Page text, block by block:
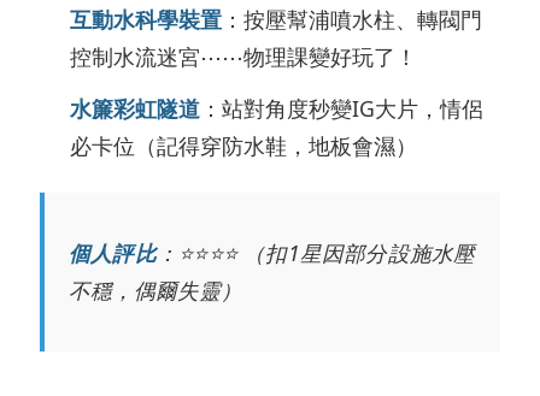
互動水科學裝置 ：按壓幫浦噴水柱、轉閥門
控制水流迷宮⋯⋯物理課變好玩了！
水簾彩虹隧道 ：站對角度秒變IG大片，情侶
必卡位（記得穿防水鞋，地板會濕）
個人評比：⭐️⭐️⭐️⭐️ （扣1星因部分設施水壓
不穩，偶爾失靈）